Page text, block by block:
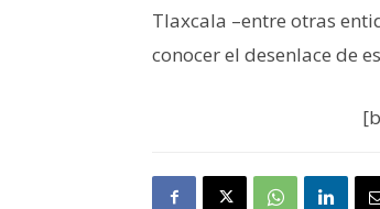
Tlaxcala –entre otras
conocer el desenlace de